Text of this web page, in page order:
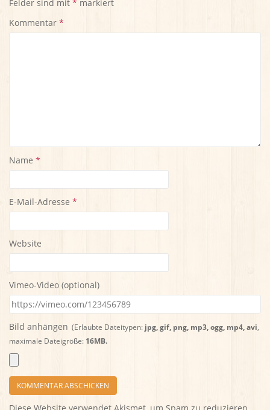
Felder sind mit * markiert
Kommentar *
Name *
E-Mail-Adresse *
Website
Vimeo-Video (optional)
Bild anhängen (Erlaubte Dateitypen: jpg, gif, png, mp3, ogg, mp4, avi
maximale Dateigröße: 16MB.